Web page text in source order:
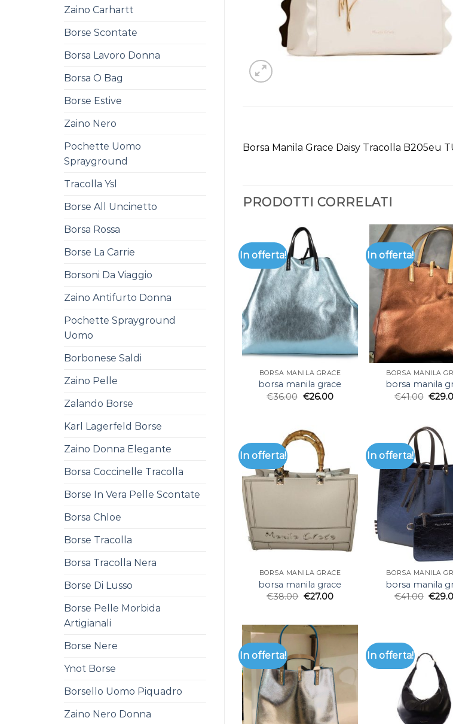
Zaino Carhartt
Borse Scontate
Borsa Lavoro Donna
Borsa O Bag
Borse Estive
Zaino Nero
Pochette Uomo
Sprayground
Tracolla Ysl
Borse All Uncinetto
Borsa Rossa
Borse La Carrie
Borsoni Da Viaggio
Zaino Antifurto Donna
Pochette Sprayground
Uomo
Borbonese Saldi
Zaino Pelle
Zalando Borse
Karl Lagerfeld Borse
Zaino Donna Elegante
Borsa Coccinelle Tracolla
Borse In Vera Pelle Scontate
Borsa Chloe
Borse Tracolla
Borsa Tracolla Nera
Borse Di Lusso
Borse Pelle Morbida
Artigianali
Borse Nere
Ynot Borse
Borsello Uomo Piquadro
Zaino Nero Donna
Borsa Manila Grace Daisy Tracolla B205eu
PRODOTTI CORRELATI
In offerta!
BORSA MANILA GRACE
borsa manila grace
€36.00 €26.00
In offerta!
BORSA MANILA
borsa manila
€41.00 €
In offerta!
BORSA MANILA GRACE
borsa manila grace
€38.00 €27.00
In offerta!
BORSA MANILA
borsa manila
€41.00 €
In offerta! In offerta!